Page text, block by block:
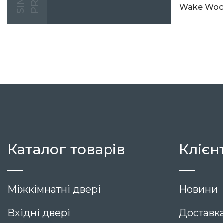
Wake
Каталог товарів
Міжкімнатні двері
Вхідні двері
Новини